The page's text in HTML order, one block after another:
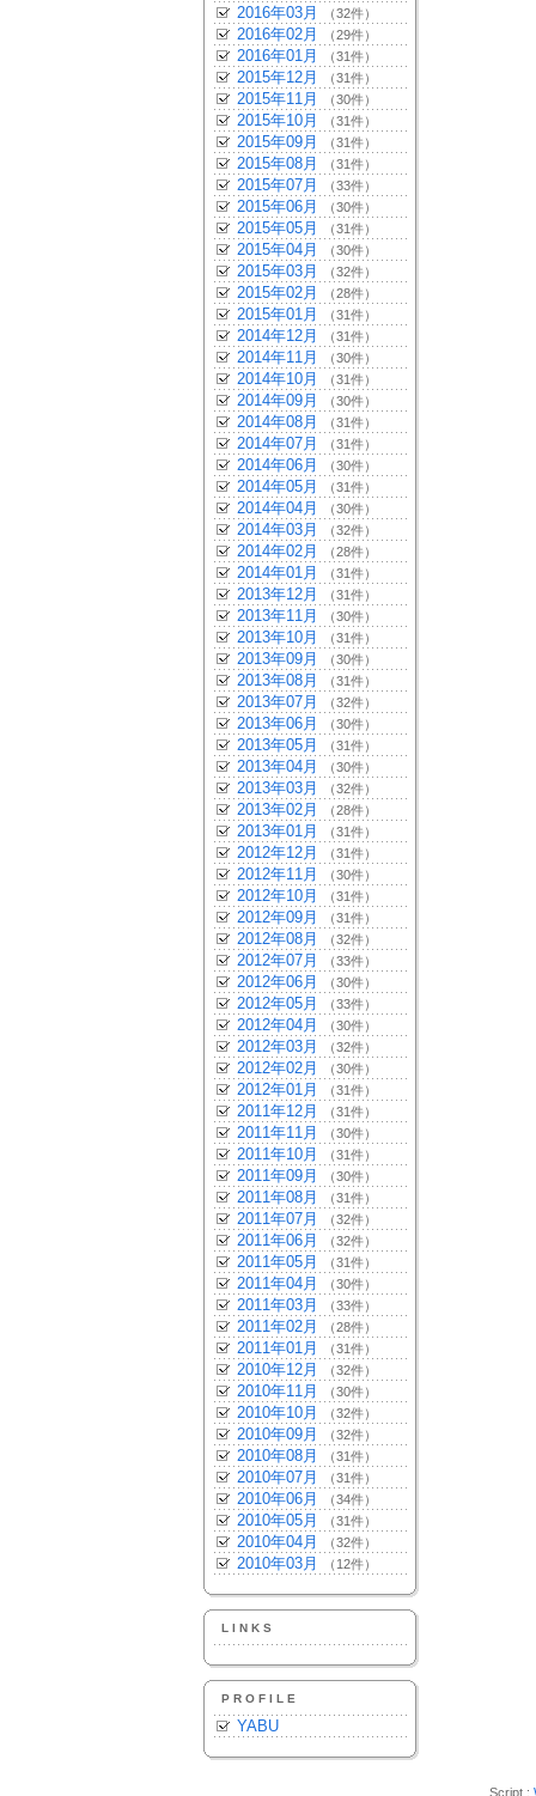
2016年03月 （32件）
2016年02月 （29件）
2016年01月 （31件）
2015年12月 （31件）
2015年11月 （30件）
2015年10月 （31件）
2015年09月 （31件）
2015年08月 （31件）
2015年07月 （33件）
2015年06月 （30件）
2015年05月 （31件）
2015年04月 （30件）
2015年03月 （32件）
2015年02月 （28件）
2015年01月 （31件）
2014年12月 （31件）
2014年11月 （30件）
2014年10月 （31件）
2014年09月 （30件）
2014年08月 （31件）
2014年07月 （31件）
2014年06月 （30件）
2014年05月 （31件）
2014年04月 （30件）
2014年03月 （32件）
2014年02月 （28件）
2014年01月 （31件）
2013年12月 （31件）
2013年11月 （30件）
2013年10月 （31件）
2013年09月 （30件）
2013年08月 （31件）
2013年07月 （32件）
2013年06月 （30件）
2013年05月 （31件）
2013年04月 （30件）
2013年03月 （32件）
2013年02月 （28件）
2013年01月 （31件）
2012年12月 （31件）
2012年11月 （30件）
2012年10月 （31件）
2012年09月 （31件）
2012年08月 （32件）
2012年07月 （33件）
2012年06月 （30件）
2012年05月 （33件）
2012年04月 （30件）
2012年03月 （32件）
2012年02月 （30件）
2012年01月 （31件）
2011年12月 （31件）
2011年11月 （30件）
2011年10月 （31件）
2011年09月 （30件）
2011年08月 （31件）
2011年07月 （32件）
2011年06月 （32件）
2011年05月 （31件）
2011年04月 （30件）
2011年03月 （33件）
2011年02月 （28件）
2011年01月 （31件）
2010年12月 （32件）
2010年11月 （30件）
2010年10月 （32件）
2010年09月 （32件）
2010年08月 （31件）
2010年07月 （31件）
2010年06月 （34件）
2010年05月 （31件）
2010年04月 （32件）
2010年03月 （12件）
LINKS
PROFILE
YABU
Script :